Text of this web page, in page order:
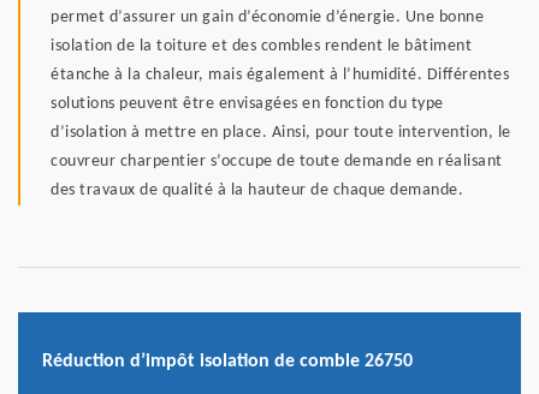
permet d’assurer un gain d’économie d’énergie. Une bonne
isolation de la toiture et des combles rendent le bâtiment
étanche à la chaleur, mais également à l’humidité. Différentes
solutions peuvent être envisagées en fonction du type
d’isolation à mettre en place. Ainsi, pour toute intervention, le
couvreur charpentier s’occupe de toute demande en réalisant
des travaux de qualité à la hauteur de chaque demande.
Réduction d’impôt isolation de comble 26750